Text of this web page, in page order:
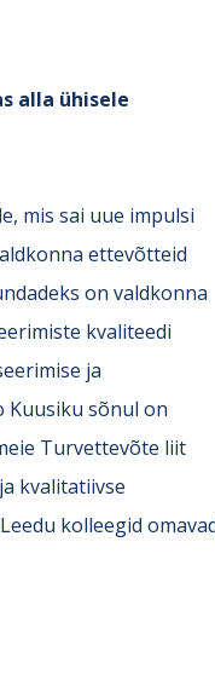
alla ühisele
mis sai uue impulsi
ettevõtteid
on valdkonna
kvaliteedi
ja
Kuusiku sõnul on
Turvettevõte liit
kvalitatiivse
kolleegid